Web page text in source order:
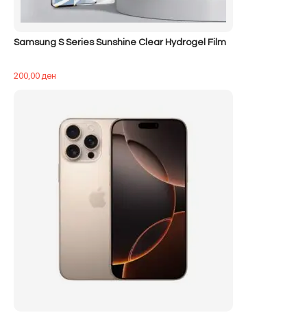
Samsung S Series Sunshine Clear Hydrogel Film
200,00ден